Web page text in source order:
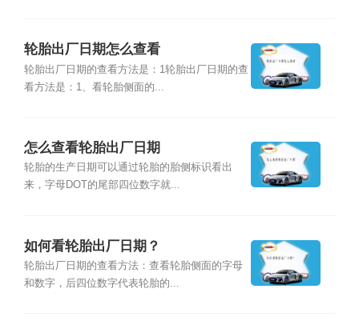
轮胎出厂日期怎么查看
轮胎出厂日期的查看方法是：1轮胎出厂日期的查
看方法是：1、看轮胎侧面的...
怎么查看轮胎出厂日期
轮胎的生产日期可以通过轮胎的胎侧标识看出
来，字母DOT的尾部四位数字就...
如何看轮胎出厂日期？
轮胎出厂日期的查看方法：查看轮胎侧面的字母
和数字，后四位数字代表轮胎的...